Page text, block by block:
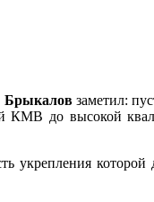
Брыкаловзаметил:
КМВ до высокой
укрепления